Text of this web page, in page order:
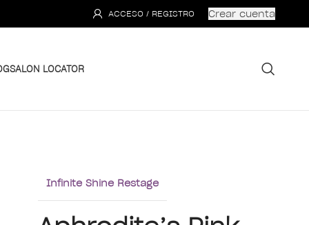
ACCESO / REGISTRO Crear cuenta
SALON LOCATOR
Infinite Shine Restage